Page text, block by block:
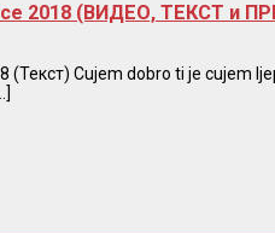
2018 (ВИДЕО, ТЕКСТ и
(Текст) Cujem dobro ti je cujem